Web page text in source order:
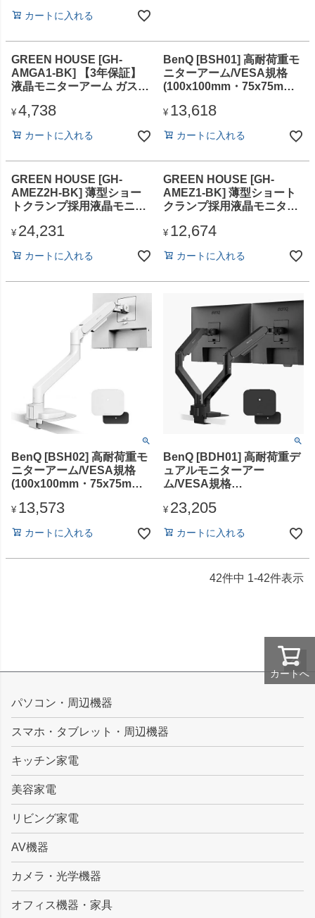
カートに入れる
GREEN HOUSE [GH-
AMGA1-BK] 【3年保証】
液晶モニターアーム ガスス
グロメット式 ブラック
¥ 4,738
カートに入れる
BenQ [BSH01] 高耐荷重モ
ニターアーム/VESA規格
(100x100mm・75x75mm)
¥ 13,618
カートに入れる
GREEN HOUSE [GH-
AMEZ2H-BK] 薄型ショー
トクランプ採用液晶モニタ
¥ 24,231
カートに入れる
GREEN HOUSE [GH-
AMEZ1-BK] 薄型ショート
クランプ採用液晶モニター
¥ 12,674
カートに入れる
BenQ [BSH02] 高耐荷重モ
ニターアーム/VESA規格
(100x100mm・75x75mm)
¥ 13,573
カートに入れる
BenQ [BDH01] 高耐荷重デ
ュアルモニターアー
ム/VESA規格
対応/ブラック
¥ 23,205
カートに入れる
42件中 1-42件表示
カートへ
ペー
ップ
パソコン・周辺機器
スマホ・タブレット・周辺機器
キッチン家電
美容家電
リビング家電
AV機器
カメラ・光学機器
オフィス機器・家具